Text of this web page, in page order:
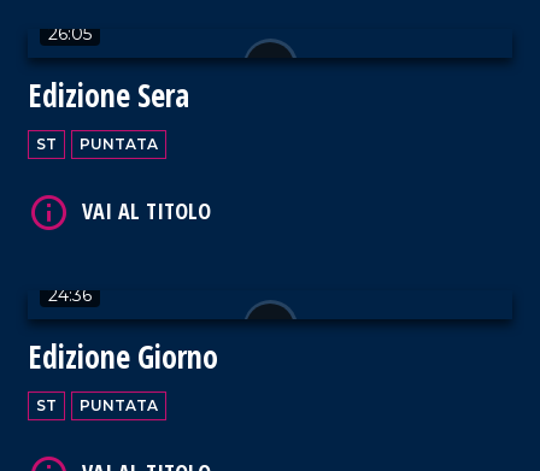
26:05
Edizione Sera
ST PUNTATA
24:36
Edizione Giorno
ST PUNTATA
VAI AL TITOLO